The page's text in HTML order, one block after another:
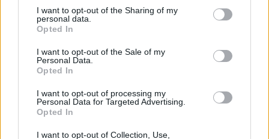
I want to opt-out of the Sharing of my
personal data.
Opted In
I want to opt-out of the Sale of my
Personal Data.
Opted In
I want to opt-out of processing my
Personal Data for Targeted Advertising.
Opted In
I want to opt-out of Collection, Use,
#iltempodioshø
20/10/2019
DOMANI IN LIECHTENSTEIN
Mancini lancia la giovane Italia di
Zaniolo
20/10/2019